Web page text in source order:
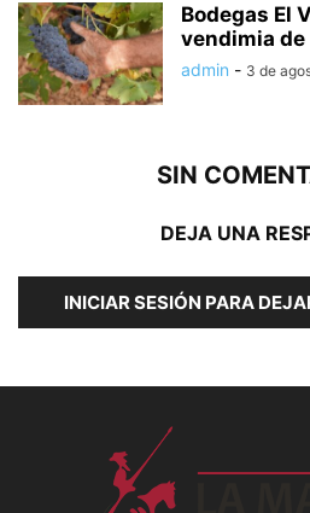
Bodegas El
vendimia de
admin - 3 de
SIN
DEJA UNA
INICIAR SESIÓN PARA